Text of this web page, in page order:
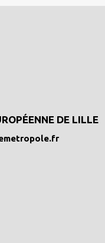
DE LILLE